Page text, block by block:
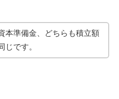
本準備金、どちらも積立額
じです。